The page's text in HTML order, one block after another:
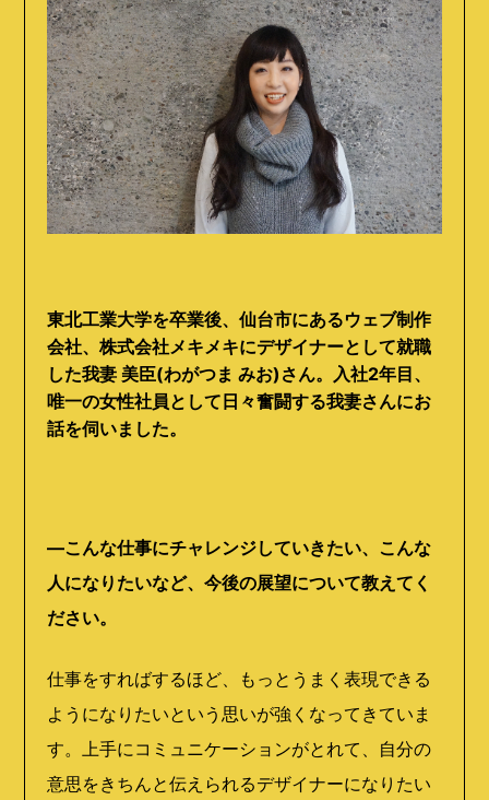
東北工業大学を卒業後、仙台市にあるウェブ制作
会社、株式会社メキメキにデザイナーとして就職
した我妻 美臣(わがつま みお)さん。入社2年目、
唯一の女性社員として日々奮闘する我妻さんにお
話を伺いました。
―こんな仕事にチャレンジしていきたい、こんな
人になりたいなど、今後の展望について教えてく
ださい。
仕事をすればするほど、もっとうまく表現できる
ようになりたいという思いが強くなってきていま
す。上手にコミュニケーションがとれて、自分の
意思をきちんと伝えられるデザイナーになりたい